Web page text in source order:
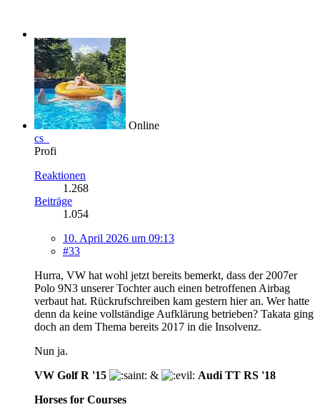
Online
cs_
Profi
Reaktionen
1.268
Beiträge
1.054
10. April 2026 um 09:13
#33
Hurra, VW hat wohl jetzt bereits bemerkt, dass der 2007er
Polo 9N3 unserer Tochter auch einen betroffenen Airbag
verbaut hat. Rückrufschreiben kam gestern hier an. Wer hatte
denn da keine vollständige Aufklärung betrieben? Takata ging
doch an dem Thema bereits 2017 in die Insolvenz.
Nun ja.
VW Golf R '15
&
Audi TT RS '18
Horses for Courses